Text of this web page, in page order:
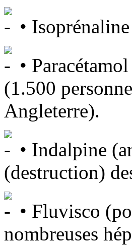
•
•
(1.500
Angleterre).
• Indalpine
(destruction)
• Fluvisco
nombreuses